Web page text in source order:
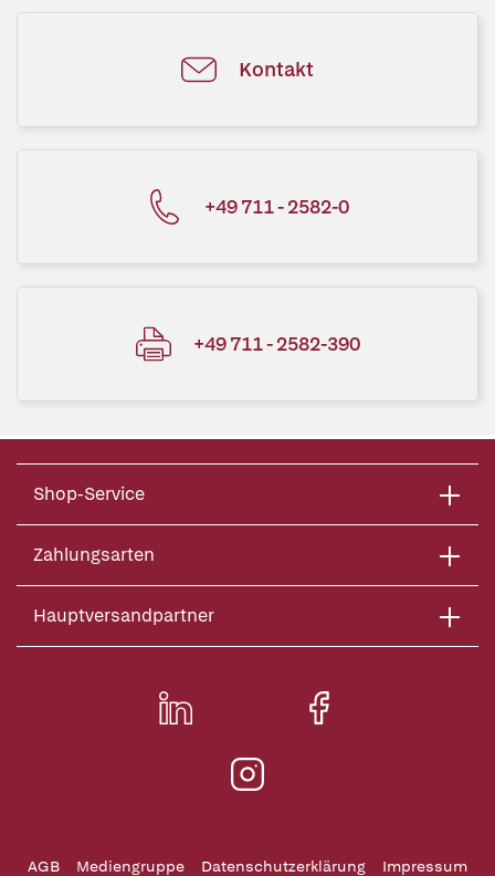
Kontakt
+49 711 - 2582-0
+49 711 - 2582-390
Shop-Service
Zahlungsarten
Hauptversandpartner
AGB Mediengruppe Datenschutzerklärung Impressum